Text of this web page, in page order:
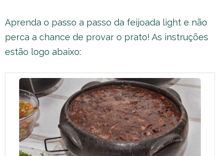
Aprenda o passo a passo da feijoada light e não
perca a chance de provar o prato! As instruções
estão logo abaixo: